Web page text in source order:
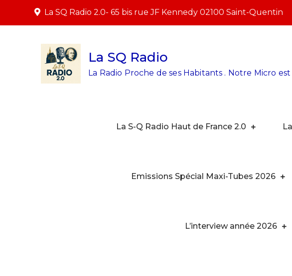
La SQ Radio 2.0- 65 bis rue JF Kennedy 02100 Saint-Quentin
La SQ Radio
La Radio Proche de ses Habitants . Notre Micro
La S-Q Radio Haut de France 2.0
Emissions Spécial Maxi-Tubes 2026
L’interview année 2026